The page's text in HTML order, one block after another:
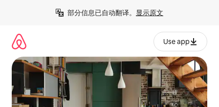
部分信息已自动翻译。 显示原文
Use app